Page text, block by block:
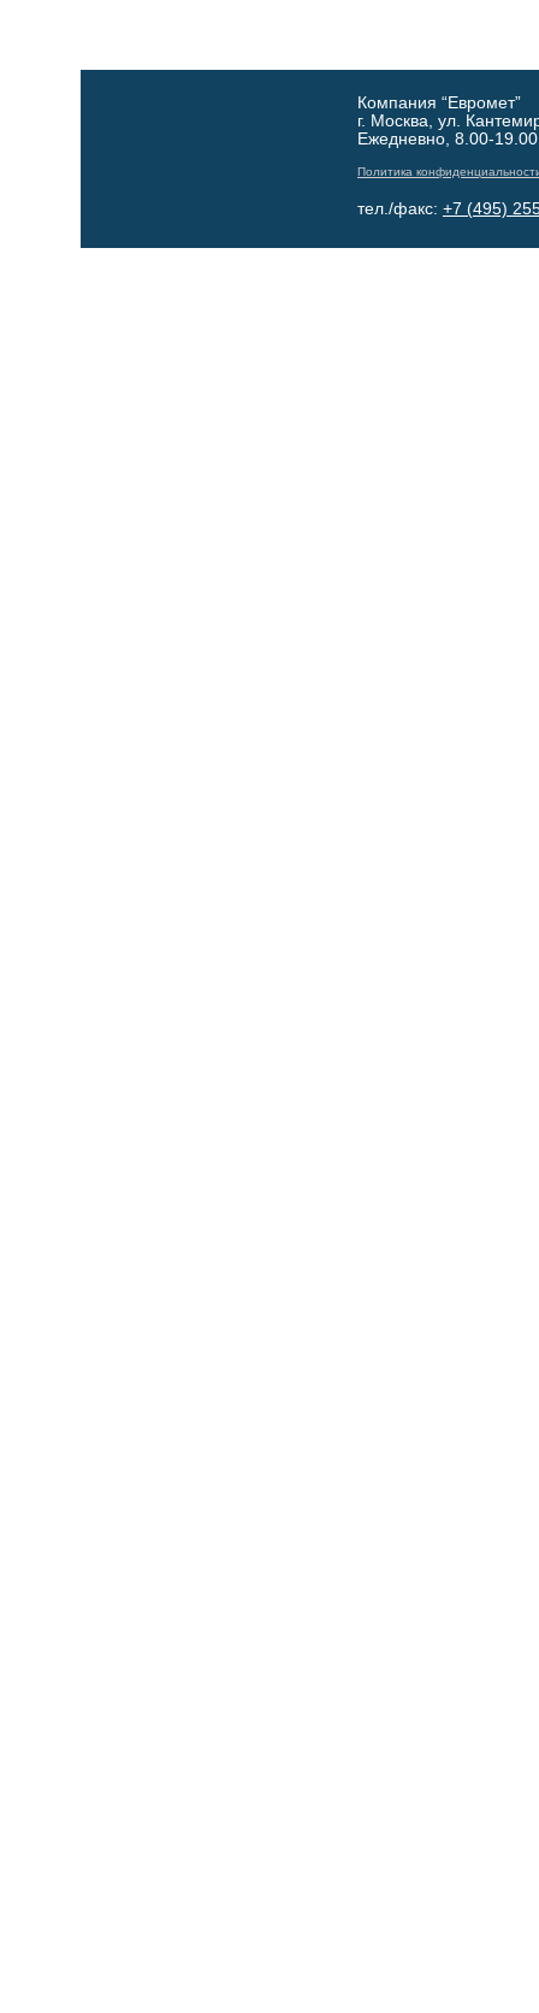
Компания “Евромет”
г. Москва, ул.
Ежедневно, 8.00-19.00
Политика
тел./факс: +7 (495)